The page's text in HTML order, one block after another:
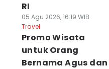
RI
05 Agu 2026, 16:19 WIB
Travel
Promo Wisata
untuk Orang
Bernama Agus dan